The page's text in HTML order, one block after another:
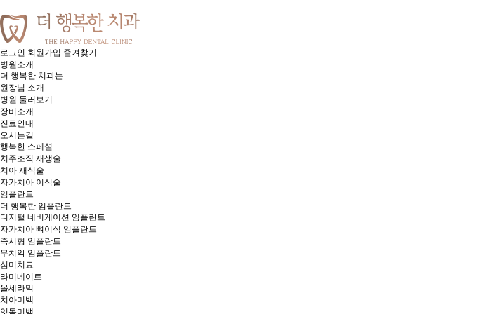
로그인 회원가입 즐겨찾기
병원소개
더 행복한 치과는
원장님 소개
병원 둘러보기
장비소개
진료안내
오시는길
행복한 스페셜
치주조직 재생술
치아 재식술
자가치아 이식술
임플란트
더 행복한 임플란트
디지털 네비게이션 임플란트
자가치아 뼈이식 임플란트
즉시형 임플란트
무치악 임플란트
심미치료
라미네이트
올세라믹
치아미백
잇몸미백